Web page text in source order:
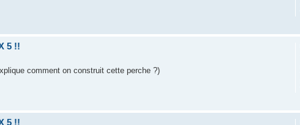
5 !!
comment on construit cette perche ?)
5 !!